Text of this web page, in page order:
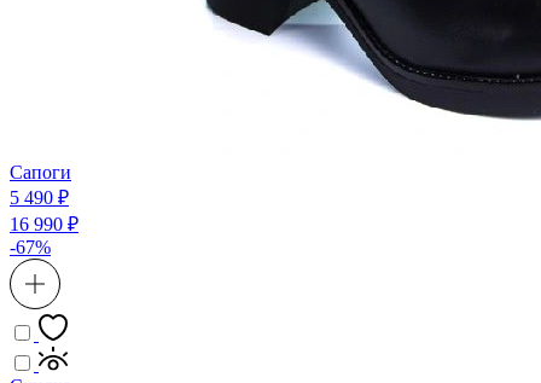
Сапоги
5 490 ₽
16 990 ₽
-67%